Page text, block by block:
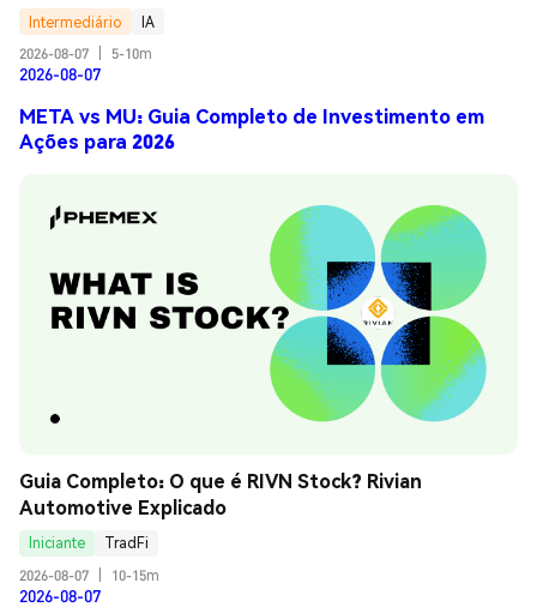
Intermediário
IA
2026-08-07
5-10m
2026-08-07
META vs MU: Guia Completo de Investimento em
Ações para 2026
Guia Completo: O que é RIVN Stock? Rivian
Automotive Explicado
Iniciante
TradFi
2026-08-07
10-15m
2026-08-07